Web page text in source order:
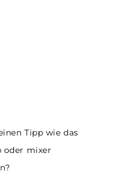
Tipp wie das
oder mixer